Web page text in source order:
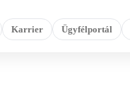
Karrier Ügyfélportál